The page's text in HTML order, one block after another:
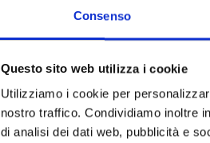
Consenso
Questo sito web utilizza i cookie
Utilizziamo i cookie per
nostro traffico. Condividiamo inoltre
di analisi dei dati web, pubblicità e